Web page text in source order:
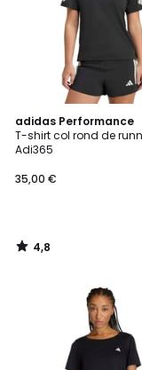
adidas Performance
T-shirt col rond de
Adi365
35,00 €
4,8
/ 5
4,8
/